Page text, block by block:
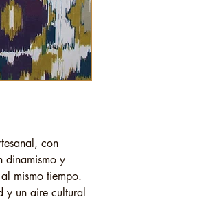
con
dinamismo y
mismo tiempo.
y un aire cultural